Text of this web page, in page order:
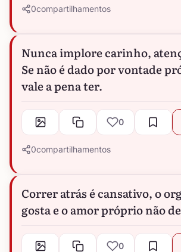
0compartilhamentos
Nunca implore carinho,
Se não é dado por vontade
vale a pena ter.
0
0compartilhamentos
Correr atrás é cansativo, o
gosta e o amor próprio não
0